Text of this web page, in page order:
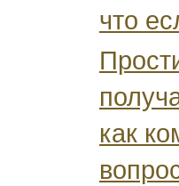
что
как